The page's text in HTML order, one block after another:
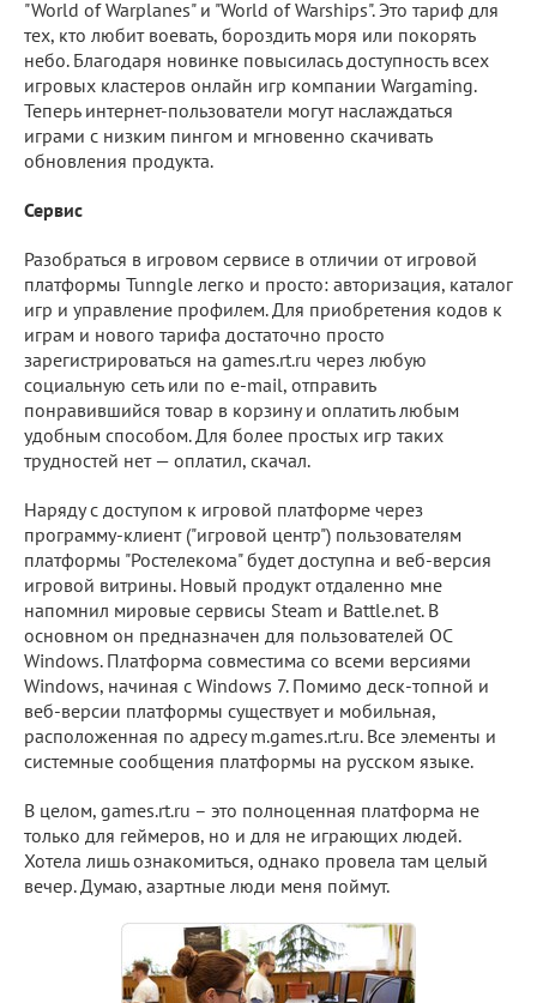
"World of Warplanes" и "World of Warships". Это тариф для
тех, кто любит воевать, бороздить моря или покорять
небо. Благодаря новинке повысилась доступность всех
игровых кластеров онлайн игр компании Wargaming.
Теперь интернет-пользователи могут наслаждаться
играми с низким пингом и мгновенно скачивать
обновления продукта.
Сервис
Разобраться в игровом сервисе в отличии от игровой
платформы Tunngle легко и просто: авторизация, каталог
игр и управление профилем. Для приобретения кодов к
играм и нового тарифа достаточно просто
зарегистрироваться на games.rt.ru через любую
социальную сеть или по e-mail, отправить
понравившийся товар в корзину и оплатить любым
удобным способом. Для более простых игр таких
трудностей нет — оплатил, скачал.
Наряду с доступом к игровой платформе через
программу-клиент ("игровой центр") пользователям
платформы "Ростелекома" будет доступна и веб-версия
игровой витрины. Новый продукт отдаленно мне
напомнил мировые сервисы Steam и Battle.net. В
основном он предназначен для пользователей ОС
Windows. Платформа совместима со всеми версиями
Windows, начиная с Windows 7. Помимо деск-топной и
веб-версии платформы существует и мобильная,
расположенная по адресу m.games.rt.ru. Все элементы и
системные сообщения платформы на русском языке.
В целом, games.rt.ru – это полноценная платформа не
только для геймеров, но и для не играющих людей.
Хотела лишь ознакомиться, однако провела там целый
вечер. Думаю, азартные люди меня поймут.